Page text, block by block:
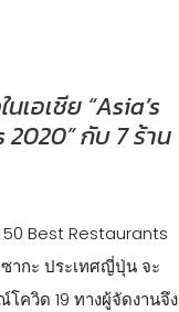
เอเชีย “Asia’s
กับ 7 ร้าน
50 Best Restaurants
ากะ ประเทศญี่ปุ่น จะ
ควิด 19 ทางผู้จัดงานจึง